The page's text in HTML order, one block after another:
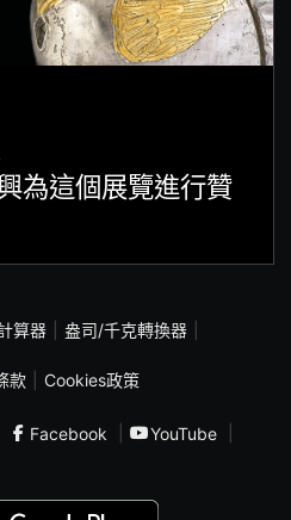
為這個展覽進行贊
算器
盎司/千克轉換器
款
Cookies政策
Facebook
YouTube